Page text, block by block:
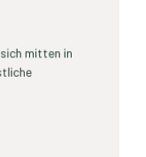
mitten in